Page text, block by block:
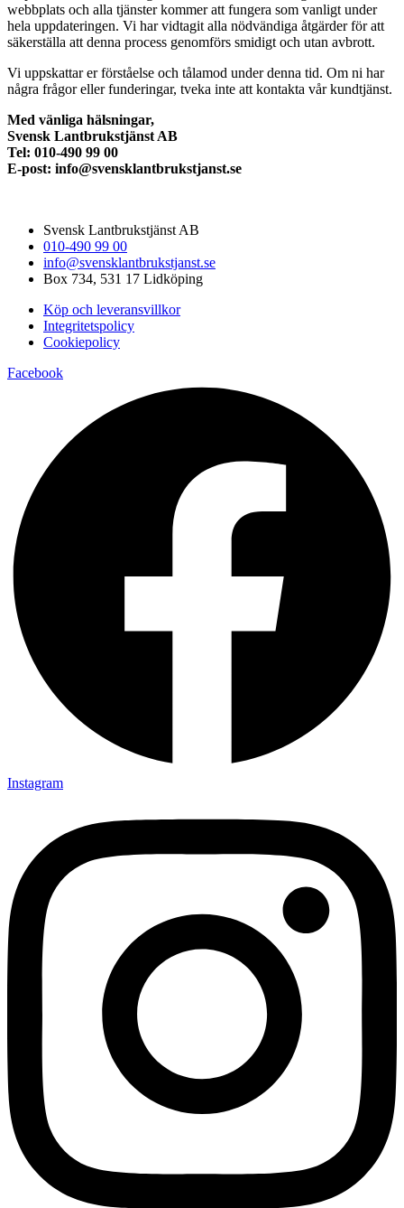
webbplats och alla tjänster kommer att fungera som vanligt under
hela uppdateringen. Vi har vidtagit alla nödvändiga åtgärder för att
säkerställa att denna process genomförs smidigt och utan avbrott.
Vi uppskattar er förståelse och tålamod under denna tid. Om ni har
några frågor eller funderingar, tveka inte att kontakta vår kundtjänst.
Med vänliga hälsningar,
Svensk Lantbrukstjänst AB
Tel: 010-490 99 00
E-post: info@svensklantbrukstjanst.se
Svensk Lantbrukstjänst AB
010-490 99 00
info@svensklantbrukstjanst.se
Box 734, 531 17 Lidköping
Köp och leveransvillkor
Integritetspolicy
Cookiepolicy
Facebook
Instagram